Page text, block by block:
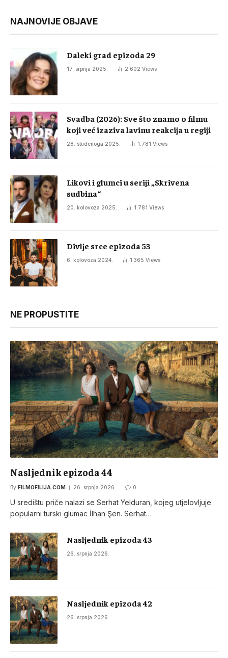
NAJNOVIJE OBJAVE
Daleki grad epizoda 29
17. srpnja 2025. 2.602 Views
Svadba (2026): Sve što znamo o filmu
koji već izaziva lavinu reakcija u regiji
28. studenoga 2025. 1.781 Views
Likovi i glumci u seriji „Skrivena
sudbina“
20. kolovoza 2025. 1.781 Views
Divlje srce epizoda 53
6. kolovoza 2024. 1.365 Views
NE PROPUSTITE
Nasljednik epizoda 44
By FILMOFILIJA.COM 26. srpnja 2026. 0
U središtu priče nalazi se Serhat Yelduran, kojeg utjelovljuje
popularni turski glumac İlhan Şen. Serhat…
Nasljednik epizoda 43
26. srpnja 2026.
Nasljednik epizoda 42
26. srpnja 2026.